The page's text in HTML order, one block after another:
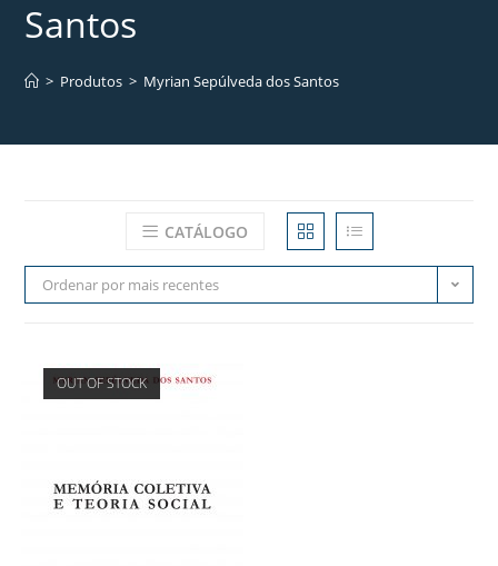
Santos
> Produtos > Myrian Sepúlveda dos Santos
CATÁLOGO
Ordenar por mais recentes
OUT OF STOCK